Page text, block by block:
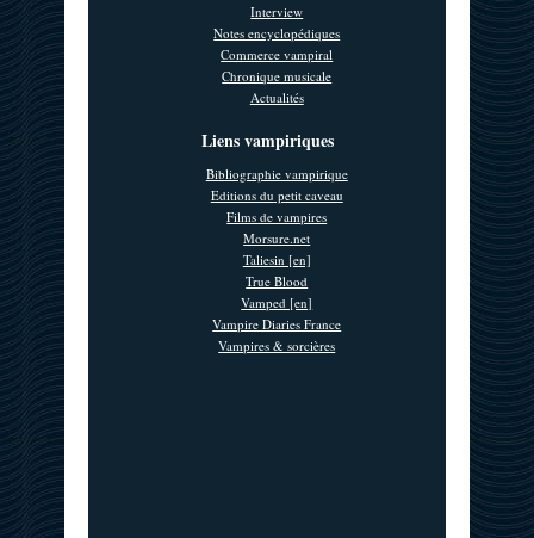
Interview
Notes encyclopédiques
Commerce vampiral
Chronique musicale
Actualités
Liens vampiriques
Bibliographie vampirique
Editions du petit caveau
Films de vampires
Morsure.net
Taliesin [en]
True Blood
Vamped [en]
Vampire Diaries France
Vampires & sorcières